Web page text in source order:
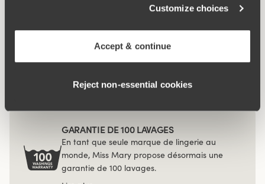
Customize choices
Accept & continue
Reject non‑essential cookies
brésilienne
Viewing image 1 of 4
Comfort midi culotte noir
GARANTIE DE 100 LAVAGES
En tant que seule marque de lingerie au
monde, Miss Mary propose désormais une
garantie de 100 lavages.